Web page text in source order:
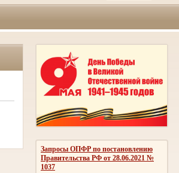
Запросы ОПФР по постановлению
Правительства РФ от 28.06.2021 №
1037